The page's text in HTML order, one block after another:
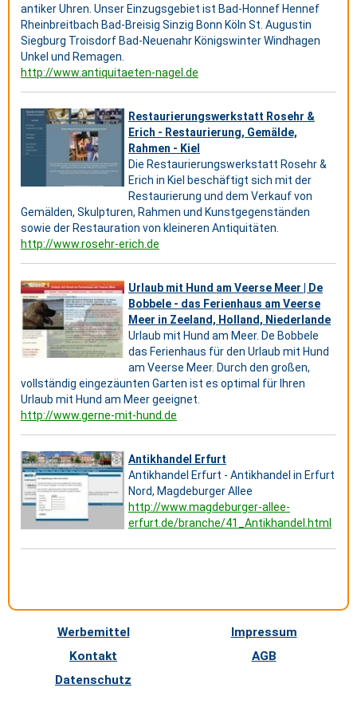
antiker Uhren. Unser Einzugsgebiet ist Bad-Honnef Hennef
Rheinbreitbach Bad-Breisig Sinzig Bonn Köln St. Augustin
Siegburg Troisdorf Bad-Neuenahr Königswinter Windhagen
Unkel und Remagen.
http://www.antiquitaeten-nagel.de
Restaurierungswerkstatt Rosehr &
Erich - Restaurierung, Gemälde,
Rahmen - Kiel
Die Restaurierungswerkstatt Rosehr &
Erich in Kiel beschäftigt sich mit der
Restaurierung und dem Verkauf von
Gemälden, Skulpturen, Rahmen und Kunstgegenständen
sowie der Restauration von kleineren Antiquitäten.
http://www.rosehr-erich.de
Urlaub mit Hund am Veerse Meer | De
Bobbele - das Ferienhaus am Veerse
Meer in Zeeland, Holland, Niederlande
Urlaub mit Hund am Meer. De Bobbele
das Ferienhaus für den Urlaub mit Hund
am Veerse Meer. Durch den großen,
vollständig eingezäunten Garten ist es optimal für Ihren
Urlaub mit Hund am Meer geeignet.
http://www.gerne-mit-hund.de
Antikhandel Erfurt
Antikhandel Erfurt - Antikhandel in Erfurt
Nord, Magdeburger Allee
http://www.magdeburger-allee-
erfurt.de/branche/41_Antikhandel.html
Werbemittel
Impressum
Kontakt
AGB
Datenschutz